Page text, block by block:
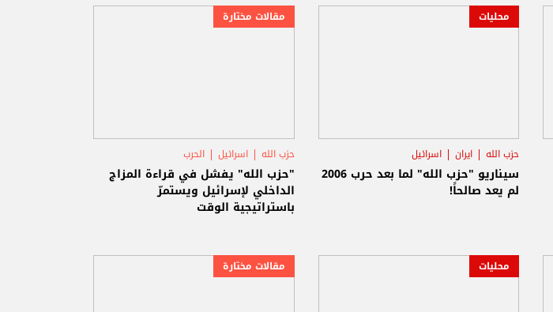
محليات
حزب الله ايران اسرائيل
سيناريو "حزب الله" لما بعد حرب 2006
لم يعد صالحاً!
مقالات مختارة
حزب الله اسرائيل الحرب
"حزب الله" يفشل في قراءة المزاج
الداخلي لإسرائيل ويستمرّ
باستراتيجية الوقت
محليات مقالات مختارة